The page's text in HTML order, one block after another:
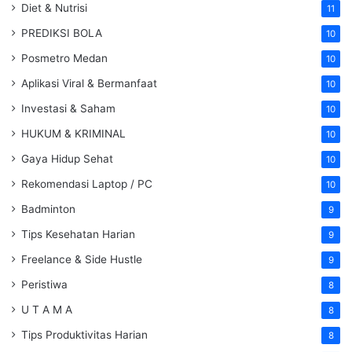
Diet & Nutrisi 11
PREDIKSI BOLA 10
Posmetro Medan 10
Aplikasi Viral & Bermanfaat 10
Investasi & Saham 10
HUKUM & KRIMINAL 10
Gaya Hidup Sehat 10
Rekomendasi Laptop / PC 10
Badminton 9
Tips Kesehatan Harian 9
Freelance & Side Hustle 9
Peristiwa 8
U T A M A 8
Tips Produktivitas Harian 8